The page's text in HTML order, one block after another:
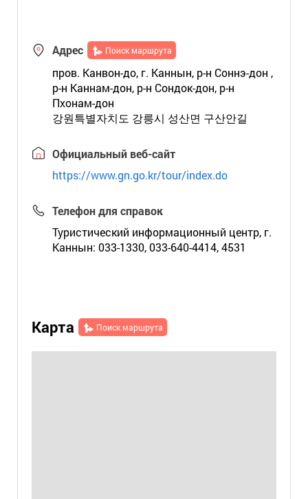
Адрес Поиск маршрута
пров. Канвон-до, г. Каннын, р-н Соннэ-дон ,
р-н Каннам-дон, р-н Сондок-дон, р-н
Пхонам-дон
강원특별자치도 강릉시 성산면 구산안길
Официальный веб-сайт
https://www.gn.go.kr/tour/index.do
Телефон для справок
Туристический информационный центр, г.
Каннын: 033-1330, 033-640-4414, 4531
Карта Поиск маршрута